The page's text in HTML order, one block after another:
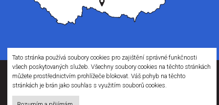
Webové stránky pro obce a občany
Při poskytování služeb nám pomáhají cookies, prohlížením těchto stránek s tím
Tato stránka používá soubory cookies pro zajištění správné funkčnosti
všech poskytovaných služeb. Všechny soubory cookies na těchto stránkách
můžete prostřednictvím prohlížeče blokovat. Váš pohyb na těchto
stránkách je brán jako souhlas s využitím souborů cookies.